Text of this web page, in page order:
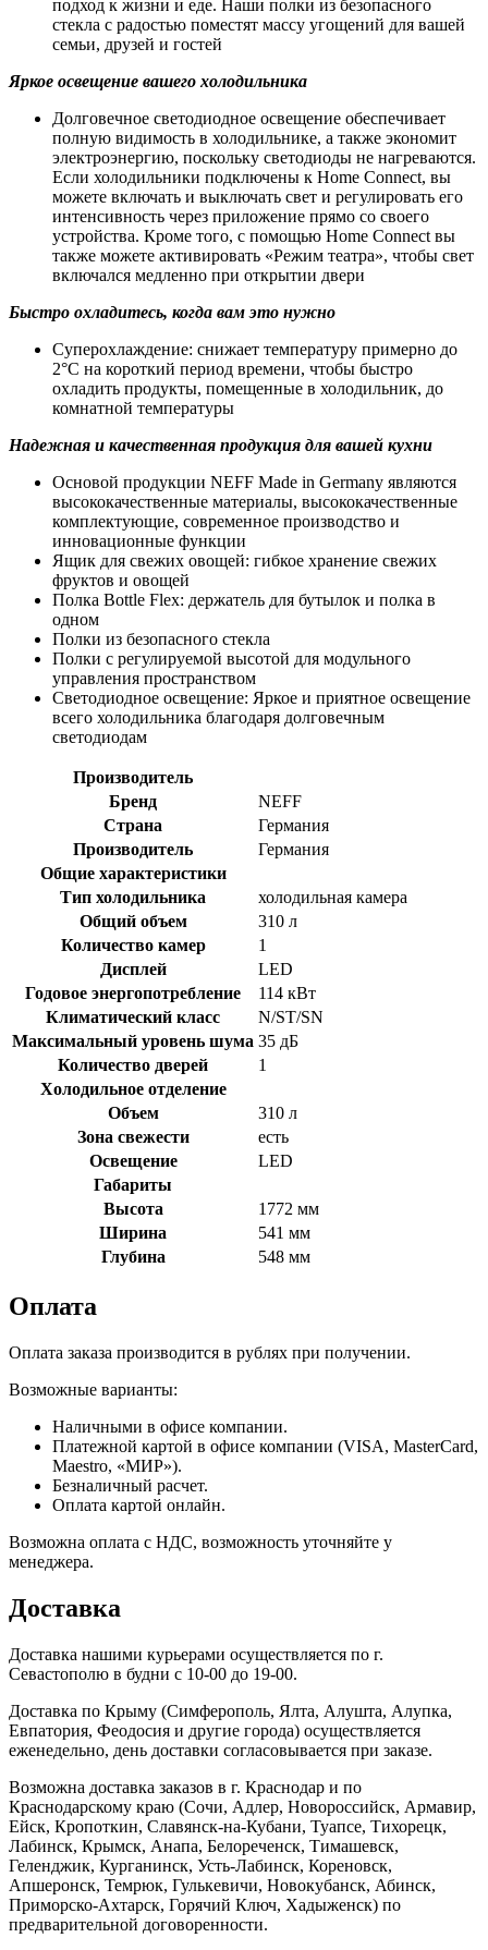
подход к жизни и еде. Наши полки из безопасного
стекла с радостью поместят массу угощений для вашей
семьи, друзей и гостей
Яркое освещение вашего холодильника
Долговечное светодиодное освещение обеспечивает
полную видимость в холодильнике, а также экономит
электроэнергию, поскольку светодиоды не нагреваются.
Если холодильники подключены к Home Connect, вы
можете включать и выключать свет и регулировать его
интенсивность через приложение прямо со своего
устройства. Кроме того, с помощью Home Connect вы
также можете активировать «Режим театра», чтобы свет
включался медленно при открытии двери
Быстро охладитесь, когда вам это нужно
Суперохлаждение: снижает температуру примерно до
2°C на короткий период времени, чтобы быстро
охладить продукты, помещенные в холодильник, до
комнатной температуры
Надежная и качественная продукция для вашей кухни
Основой продукции NEFF Made in Germany являются
высококачественные материалы, высококачественные
комплектующие, современное производство и
инновационные функции
Ящик для свежих овощей: гибкое хранение свежих
фруктов и овощей
Полка Bottle Flex: держатель для бутылок и полка в
одном
Полки из безопасного стекла
Полки с регулируемой высотой для модульного
управления пространством
Светодиодное освещение: Яркое и приятное освещение
всего холодильника благодаря долговечным
светодиодам
Производитель
Бренд
NEFF
Страна
Германия
Производитель
Германия
Общие характеристики
Тип холодильника
холодильная камера
Общий объем
310 л
Количество камер
1
Дисплей
LED
Годовое энергопотребление
114 кВт
Климатический класс
N/ST/SN
Максимальный уровень шума 35 дБ
Количество дверей
1
Холодильное отделение
Объем
310 л
Зона свежести
есть
Освещение
LED
Габариты
Высота
1772 мм
Ширина
541 мм
Глубина
548 мм
Оплата
Оплата заказа производится в рублях при получении.
Возможные варианты:
Наличными в офисе компании.
Платежной картой в офисе компании (VISA, MasterCard,
Maestro, «МИР»).
Безналичный расчет.
Оплата картой онлайн.
Возможна оплата с НДС, возможность уточняйте у
менеджера.
Доставка
Доставка нашими курьерами осуществляется по г.
Севастополю в будни с 10-00 до 19-00.
Доставка по Крыму (Симферополь, Ялта, Алушта, Алупка,
Евпатория, Феодосия и другие города) осуществляется
еженедельно, день доставки согласовывается при заказе.
Возможна доставка заказов в г. Краснодар и по
Краснодарскому краю (Сочи, Адлер, Новороссийск, Армавир,
Ейск, Кропоткин, Славянск-на-Кубани, Туапсе, Тихорецк,
Лабинск, Крымск, Анапа, Белореченск, Тимашевск,
Геленджик, Курганинск, Усть-Лабинск, Кореновск,
Апшеронск, Темрюк, Гулькевичи, Новокубанск, Абинск,
Приморско-Ахтарск, Горячий Ключ, Хадыженск) по
предварительной договоренности.